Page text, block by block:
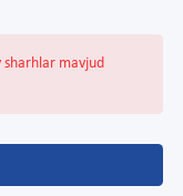
sharhlar mavjud